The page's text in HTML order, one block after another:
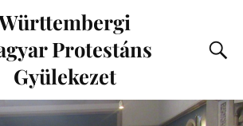
Protestáns
Gyülekezet